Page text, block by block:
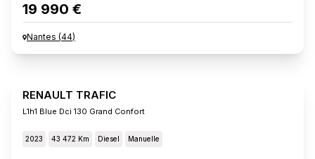
19 990 €
Nantes (44)
RENAULT TRAFIC
L1h1 Blue Dci 130 Grand Confort
2023 43 472 Km Diesel Manuelle